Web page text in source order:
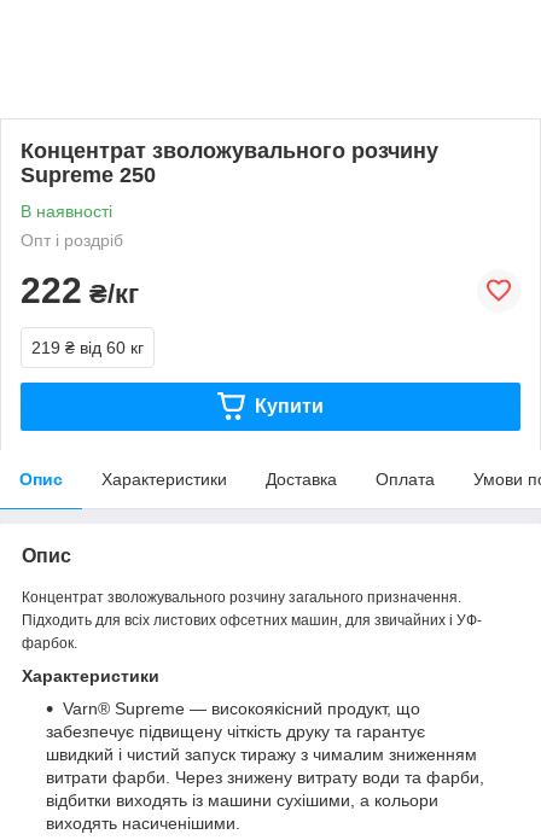
Концентрат зволожувального розчину
Supreme 250
В наявності
Опт і роздріб
222 ₴/кг
219 ₴ від 60 кг
Купити
Опис Характеристики Доставка Оплата Умови
Опис
Концентрат зволожувального розчину загального призначення.
Підходить для всіх листових офсетних машин, для звичайних і УФ-
фарбок.
Характеристики
Varn® Supreme — високоякісний продукт, що
забезпечує підвищену чіткість друку та гарантує
швидкий і чистий запуск тиражу з чималим зниженням
витрати фарби. Через знижену витрату води та фарби,
відбитки виходять із машини сухішими, а кольори
виходять насиченішими.